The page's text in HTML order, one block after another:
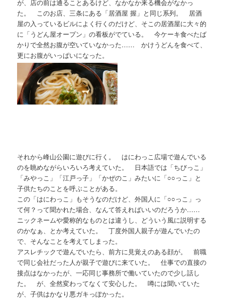
が、店の前は通ることあるけど、なかなか来る機会がなかっ
た。 このお店、三条にある「居酒屋 握」と同じ系列。 居酒
屋の入っているビルによく行くのだけど、そこの居酒屋に大々的
に「うどん屋オープン」の看板がでている。 今ケーキ食べたば
かりで全然お腹が空いていなかった…… かけうどんを食べて、
更にお腹がいっぱいになった。
それから峰山公園に遊びに行く。 はにわっこ広場で遊んでいる
のを眺めながらいろいろ考えていた。 日本語では「ちびっこ」
「みやっこ」「江戸っ子」「かぜのこ」みたいに「○○っこ」と
子供たちのことを呼ぶことがある。
この「はにわっこ」もそうなのだけど、外国人に「○○っこ」っ
て何？って聞かれた場合、なんて答えればいいのだろうか……
ニックネームや愛称的なものとは違うし、どういう風に説明する
のかなぁ、とか考えていた。 丁度外国人親子が遊んでいたの
で、そんなことを考えてしまった。
アスレチックで遊んでいたら、前方に見覚えのある顔が。 前職
で同じ会社だった人が親子で遊びに来ていた。 仕事での直接の
接点はなかったが、一応同じ事務所で働いていたので少し話し
た。 が、全然変わってなくて安心した。 噂には聞いていた
が、子供はかなり悪ガキっぽかった。